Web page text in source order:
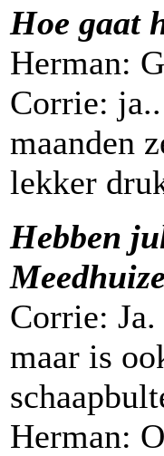
Hoe gaat
Herman:
Corrie:
maanden
lekker
Hebben
Corrie:
maar is
Herman: